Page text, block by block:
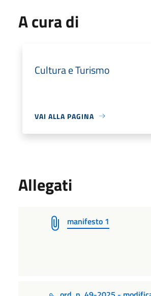
A cura di
Cultura e Turismo
VAI ALLA PAGINA
Allegati
manifesto 1